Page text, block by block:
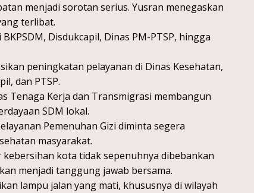
menjadi sorotan serius. Yusran menegaskan
terlibat.
Disdukcapil, Dinas PM-PTSP, hingga
peningkatan pelayanan di Dinas Kesehatan,
dan PTSP.
Tenaga Kerja dan Transmigrasi membangun
SDM lokal.
Pemenuhan Gizi diminta segera
masyarakat.
kota tidak sepenuhnya dibebankan
menjadi tanggung jawab bersama.
lampu jalan yang mati, khususnya di wilayah